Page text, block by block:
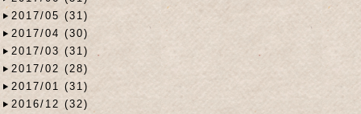
2017/05 (31)
2017/04 (30)
2017/03 (31)
2017/02 (28)
2017/01 (31)
2016/12 (32)